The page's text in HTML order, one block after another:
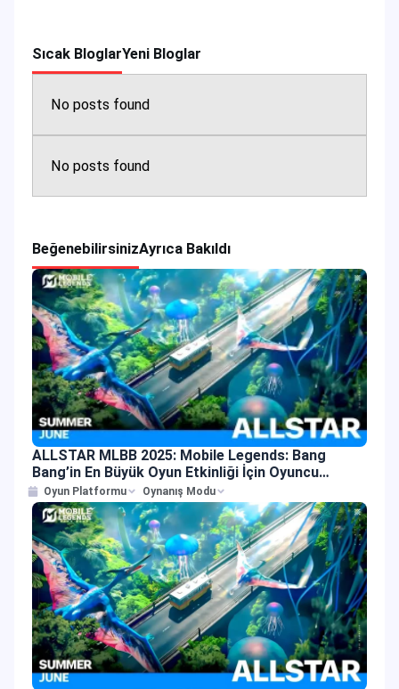
Sıcak BloglarYeni Bloglar
No posts found
No posts found
BeğenebilirsinizAyrıca Bakıldı
ALLSTAR MLBB 2025: Mobile Legends: Bang
Bang’in En Büyük Oyun Etkinliği İçin Oyuncu
Rehberi
Oyun Platformu Oynanış Modu